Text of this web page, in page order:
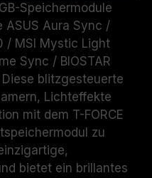
Speichermodule
ASUS Aura Sync /
/ MSI Mystic Light
Sync / BIOSTAR
blitzgesteuerte
Lichteffekte
mit dem T-FORCE
zu
bietet ein brillantes